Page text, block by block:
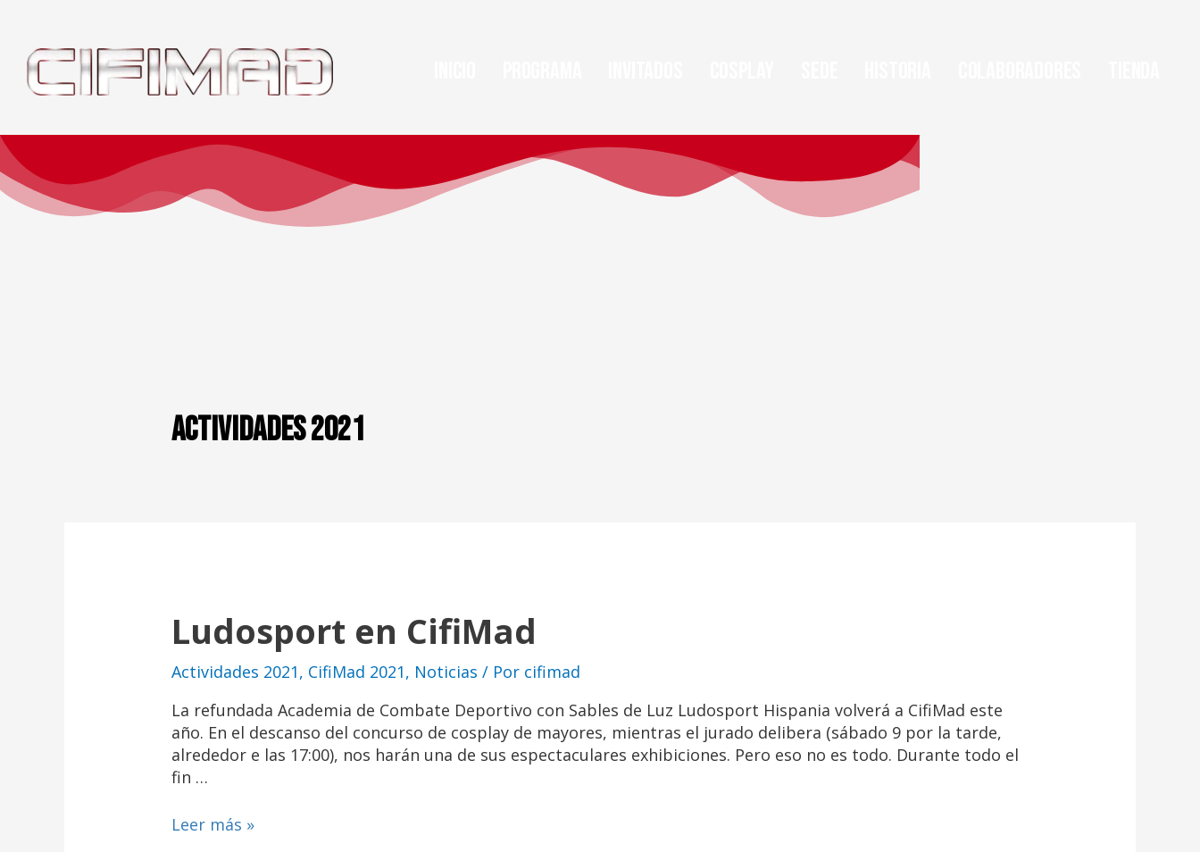
Actividades 2021
Ludosport en CifiMad
Actividades 2021, CifiMad 2021, Noticias / Por cifimad
La refundada Academia de Combate Deportivo con Sables de Luz Ludosport Hispania volverá a CifiMad este
año. En el descanso del concurso de cosplay de mayores, mientras el jurado delibera (sábado 9 por la tarde,
alrededor e las 17:00), nos harán una de sus espectaculares exhibiciones. Pero eso no es todo. Durante todo el
fin …
Leer más »